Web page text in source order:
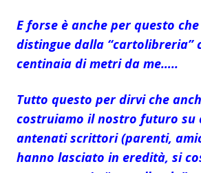
E forse è anche per questo
distingue dalla “cartolibreria”
centinaia di metri da me…..
Tutto questo per dirvi che
costruiamo il nostro futuro su
antenati scrittori (parenti,
hanno lasciato in eredità, si